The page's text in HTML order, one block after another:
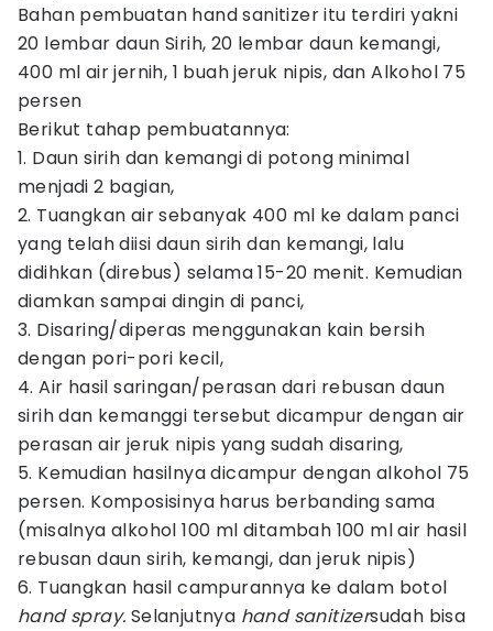
Bahan pembuatan hand sanitizer itu terdiri yakni
20 lembar daun Sirih, 20 lembar daun kemangi,
400 ml air jernih, 1 buah jeruk nipis, dan Alkohol 75
persen
Berikut tahap pembuatannya:
1. Daun sirih dan kemangi di potong minimal
menjadi 2 bagian,
2. Tuangkan air sebanyak 400 ml ke dalam panci
yang telah diisi daun sirih dan kemangi, lalu
didihkan (direbus) selama 15-20 menit. Kemudian
diamkan sampai dingin di panci,
3. Disaring/diperas menggunakan kain bersih
dengan pori-pori kecil,
4. Air hasil saringan/perasan dari rebusan daun
sirih dan kemanggi tersebut dicampur dengan air
perasan air jeruk nipis yang sudah disaring,
5. Kemudian hasilnya dicampur dengan alkohol 75
persen. Komposisinya harus berbanding sama
(misalnya alkohol 100 ml ditambah 100 ml air hasil
rebusan daun sirih, kemangi, dan jeruk nipis)
6. Tuangkan hasil campurannya ke dalam botol
hand spray. Selanjutnya hand sanitizersudah bisa